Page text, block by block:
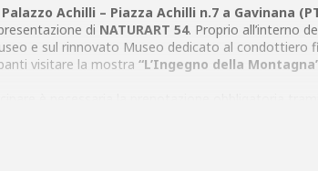
Palazzo Achilli – Piazza Achilli n.7 a Gavinana
di NATURART 54. Proprio all’interno
e sul rinnovato Museo dedicato al condottiero
visitare la mostra “L’Ingegno della